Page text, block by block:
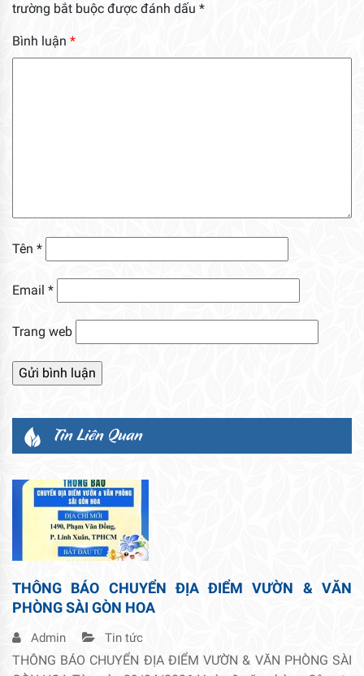
trường bắt buộc được đánh dấu *
Bình luận *
Tên *
Email *
Trang web
Tin Liên Quan
THÔNG BÁO CHUYỂN ĐỊA ĐIỂM VƯỜN & VĂN
PHÒNG SÀI GÒN HOA
Admin Tin tức
THÔNG BÁO CHUYỂN ĐỊA ĐIỂM VƯỜN & VĂN PHÒNG SÀI